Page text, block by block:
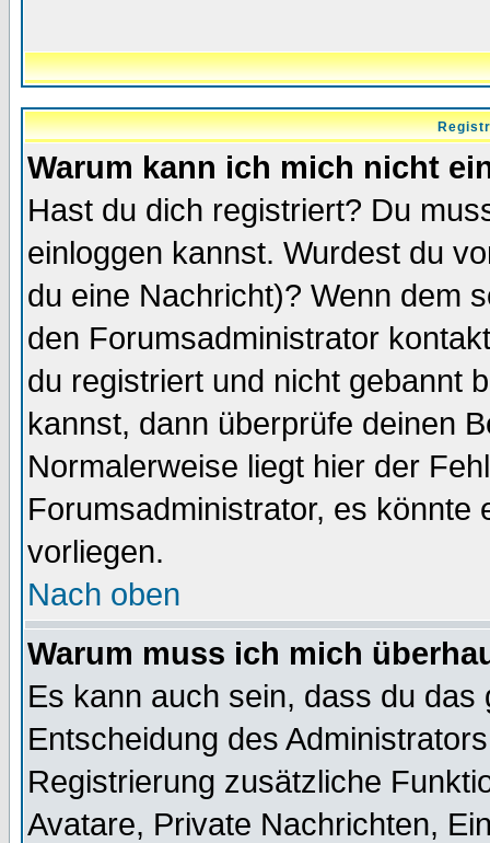
Warum kann ich mich nicht
Hast du dich registriert? Du
einloggen kannst. Wurdest du
du eine Nachricht)? Wenn dem
den Forumsadministrator
du registriert und nicht gebannt
kannst, dann überprüfe deinen
Normalerweise liegt hier der
Forumsadministrator, es könnte
vorliegen.
Nach oben
Warum muss ich mich
Es kann auch sein, dass du
Entscheidung des
Registrierung zusätzliche
Avatare, Private Nachrichten,